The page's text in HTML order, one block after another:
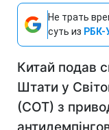
Не трать
суть из РБК-
Китай подав
Штати у
(СОТ) з